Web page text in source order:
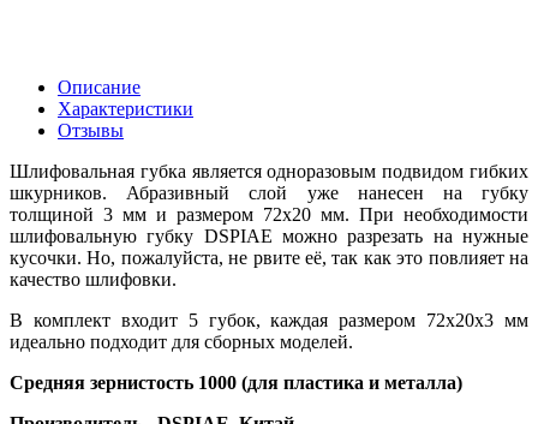
Описание
Характеристики
Отзывы
Шлифовальная губка является одноразовым подвидом гибких
шкурников. Абразивный слой уже нанесен на губку
толщиной 3 мм и размером 72х20 мм. При необходимости
шлифовальную губку DSPIAE можно разрезать на нужные
кусочки. Но, пожалуйста, не рвите её, так как это повлияет на
качество шлифовки.
В комплект входит 5 губок, каждая размером 72x20x3 мм
идеально подходит для сборных моделей.
Средняя зернистость 1000 (для пластика и металла)